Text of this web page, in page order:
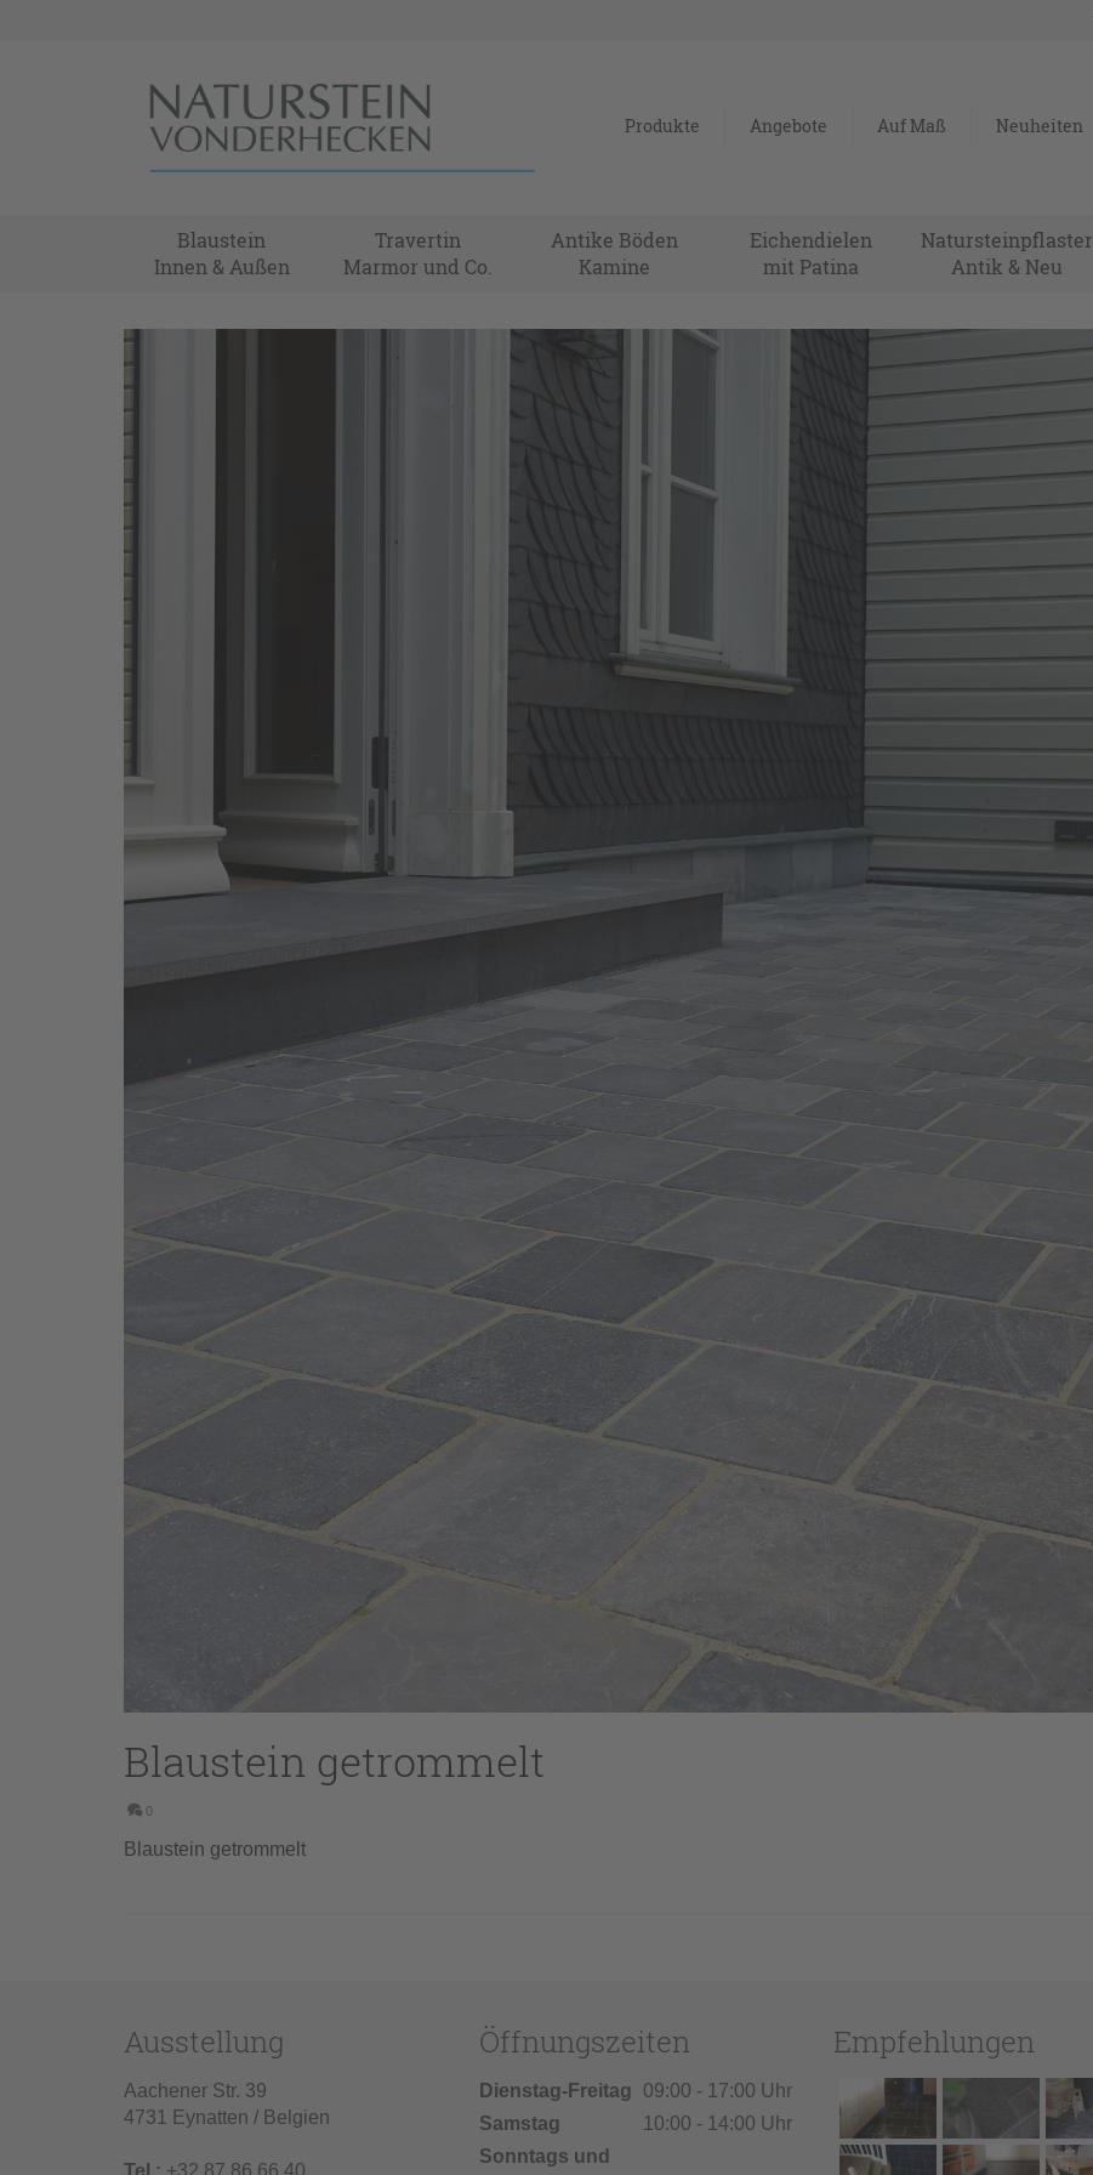
Produkte Angebote Auf Maß Neuheiten
Blaustein
Innen & Außen
Travertin
Marmor und Co.
Antike Böden
Kamine
Eichendielen
mit Patina
Natursteinpflaster
Antik & Neu
Blaustein getrommelt
0
Blaustein getrommelt
Ausstellung
Aachener Str. 39
4731 Eynatten / Belgien
Tel.: +32 87 86 66 40
Öffnungszeiten
Dienstag-Freitag
09:00 - 17:00 Uhr
Samstag
10:00 - 14:00 Uhr
Sonntags und
Empfehlungen